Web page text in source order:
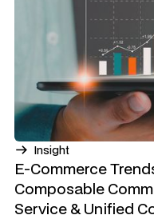
Insight
E-Commerce
Composable
Service & Unified